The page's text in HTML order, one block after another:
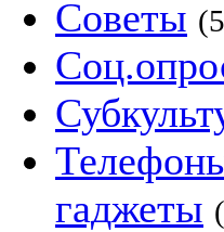
Советы
гаджеты